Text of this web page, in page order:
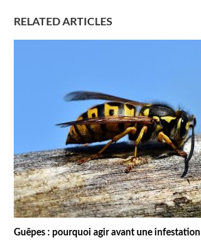
RELATED ARTICLES
Guêpes : pourquoi agir avant une infestation